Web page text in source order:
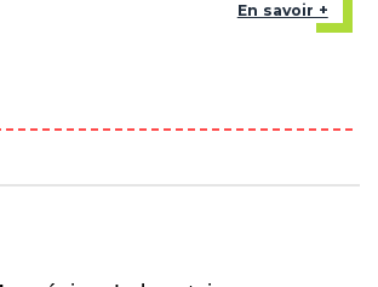
En savoir +